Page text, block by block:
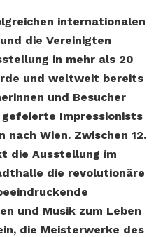
internationalen
die Vereinigten
in mehr als 20
und weltweit bereits
und Besucher
Impressionists
nach Wien. Zwischen 12.
die Ausstellung im
die revolutionäre
und Musik zum Leben
die Meisterwerke des